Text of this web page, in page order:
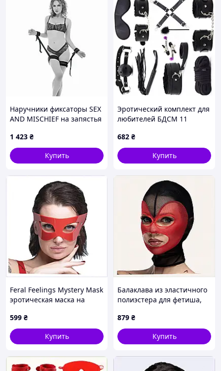
Наручники фиксаторы SEX
AND MISCHIEF на запястья
Fantasy
1 423 ₴
Купить
Эротический комплект для
любителей БДСМ 11
682 ₴
Купить
Feral Feelings Mystery Mask
эротическая маска на
599 ₴
Купить
Балаклава из эластичного
полиэстера для фетиша,
879 ₴
Купить